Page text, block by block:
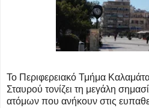
Το Περιφερειακό Τμήμα
Σταυρού τονίζει τη μεγάλη
ατόμων που ανήκουν στις